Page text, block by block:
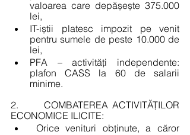
valoarea care depășește 375.000
lei,
IT-iștii platesc impozit pe venit
pentru sumele de peste 10.000 de
lei,
PFA – activități independente:
plafon CASS la 60 de salarii
minime.
2.      COMBATEREA ACTIVITĂȚILOR
ECONOMICE ILICITE: